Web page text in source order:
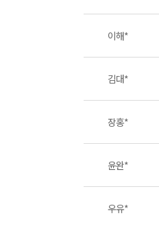
이해*
김대*
장홍*
윤완*
우유*